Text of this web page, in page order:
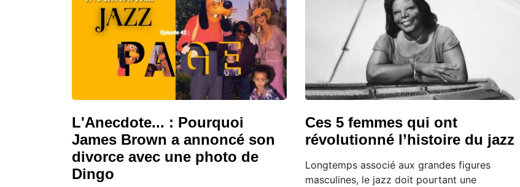
L'Anecdote... : Pourquoi
James Brown a annoncé son
divorce avec une photo de
Dingo
Ces 5 femmes qui ont
révolutionné l’histoire du jazz
Longtemps associé aux grandes figures
masculines, le jazz doit pourtant une